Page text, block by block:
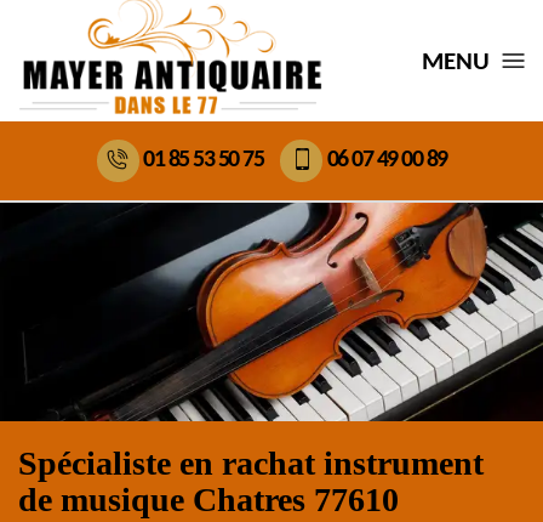
MENU
01 85 53 50 75 06 07 49 00 89
Spécialiste en rachat instrument
de musique Chatres 77610